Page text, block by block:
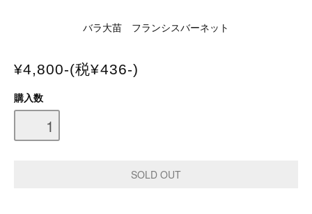
バラ大苗 フランシスバーネット
¥4,800-(税¥436-)
購入数